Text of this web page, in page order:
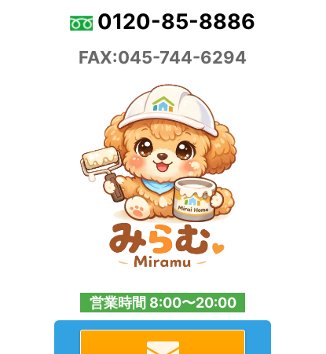
0120-85-8886
FAX:045-744-6294
営業時間 8:00〜20:00